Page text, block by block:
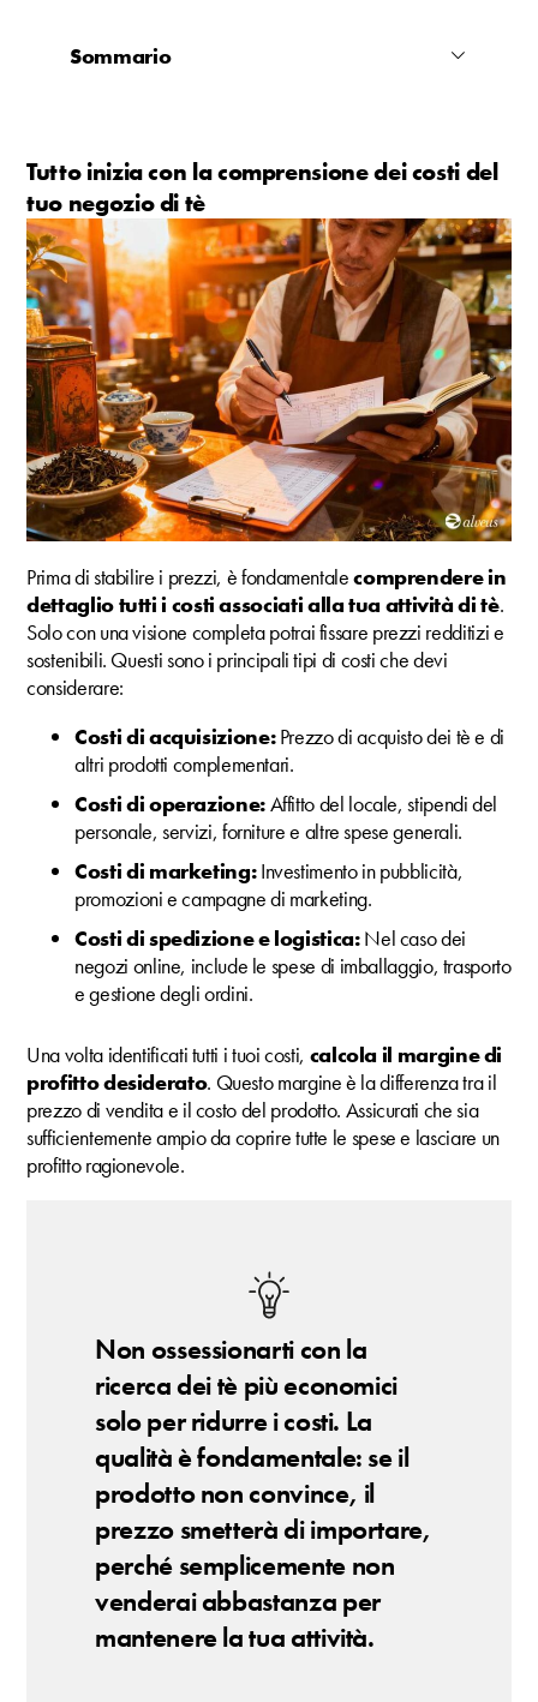
Sommario
Tutto inizia con la comprensione dei costi del
tuo negozio di tè
Prima di stabilire i prezzi, è fondamentalecomprendere in
dettaglio tutti i costi associati alla tua attività di tè.
Solo con una visione completa potrai fissare prezzi redditizi e
sostenibili. Questi sono i principali tipi di costi che devi
considerare:
Costi di acquisizione:Prezzo di acquisto dei tè e di
altri prodotti complementari.
Costi di operazione:Affitto del locale, stipendi del
personale, servizi, forniture e altre spese generali.
Costi di marketing:Investimento in pubblicità,
promozioni e campagne di marketing.
Costi di spedizione e logistica:Nel caso dei
negozi online, include le spese di imballaggio, trasporto
e gestione degli ordini.
Una volta identificati tutti i tuoi costi, calcola il margine di
profitto desiderato. Questo margine è la differenza tra il
prezzo di vendita e il costo del prodotto. Assicurati che sia
sufficientemente ampio da coprire tutte le spese e lasciare un
profitto ragionevole.
Non ossessionarti con la
ricerca dei tè più economici
solo per ridurre i costi. La
qualità è fondamentale: se il
prodotto non convince, il
prezzo smetterà di importare,
perché semplicemente non
venderai abbastanza per
mantenere la tua attività.